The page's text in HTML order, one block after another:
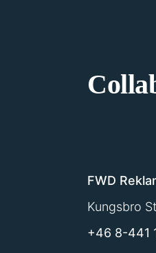
FWD
Kungsbro
+46 8-441